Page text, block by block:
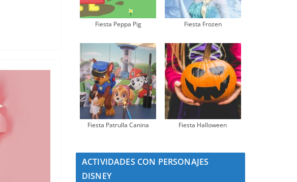
Fiesta Peppa Pig Fiesta Frozen
Fiesta Patrulla Canina Fiesta Halloween
ACTIVIDADES CON PERSONAJES
DISNEY